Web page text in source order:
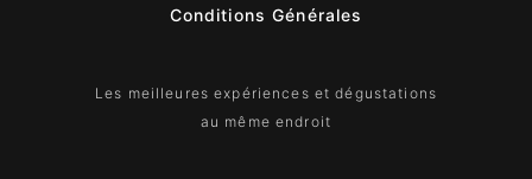
Conditions Générales
Les meilleures expériences et dégustations
au même endroit